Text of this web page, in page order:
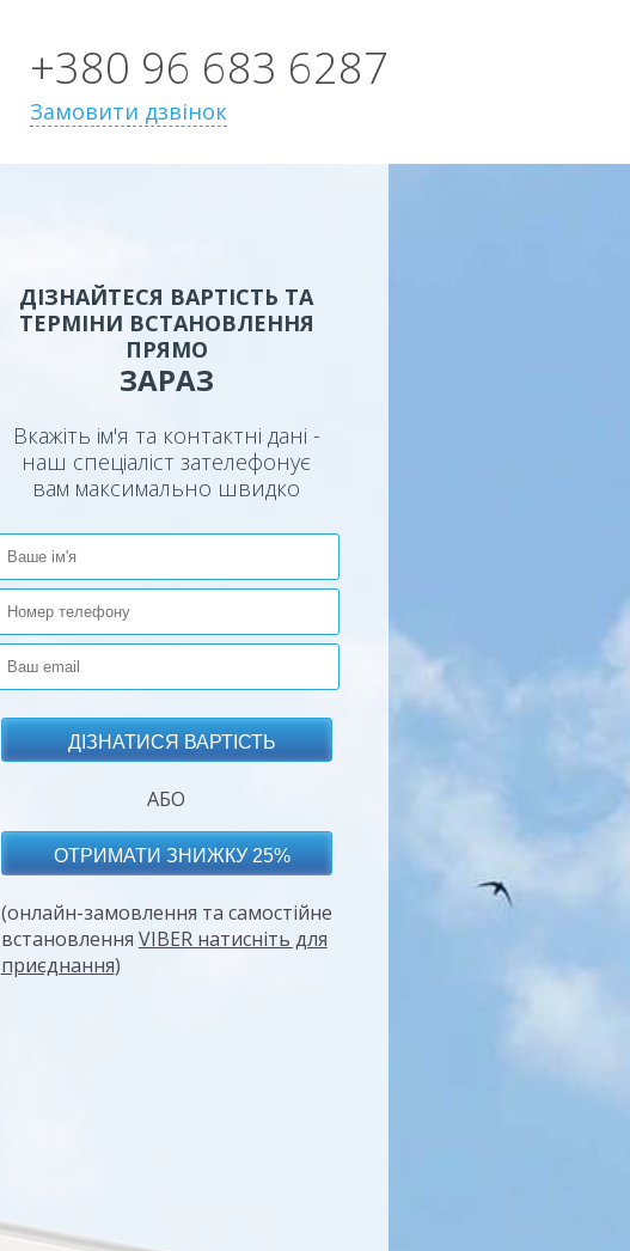
+380 96 683 6287
Замовити дзвінок
ДІЗНАЙТЕСЯ ВАРТІСТЬ ТА
ТЕРМІНИ ВСТАНОВЛЕННЯ
ПРЯМО
ЗАРАЗ
Вкажіть ім'я та контактні дані -
наш спеціаліст зателефонує
вам максимально швидко
АБО
(онлайн-замовлення та самостійне
встановлення VIBER натисніть для
приєднання)